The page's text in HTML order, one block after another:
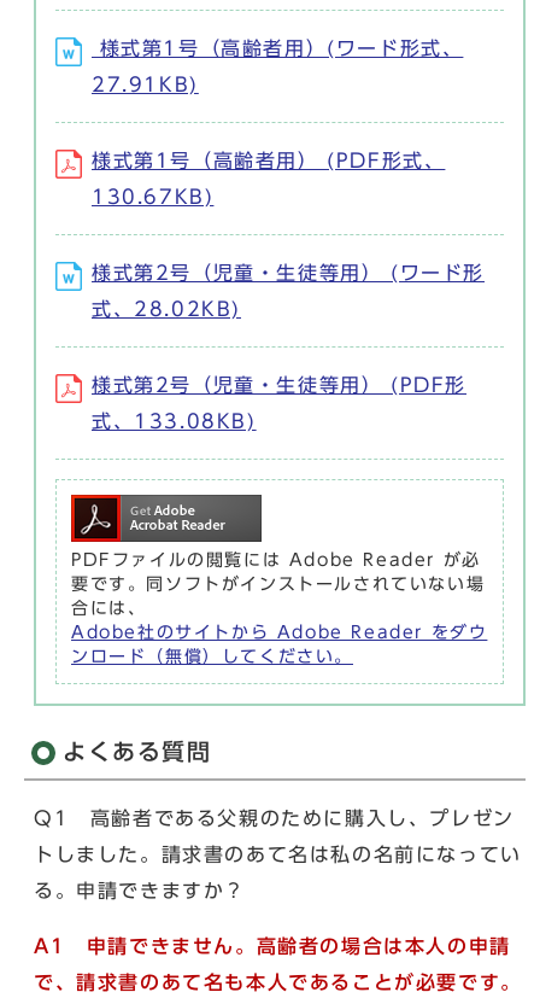
様式第1号（高齢者用）(ワード形式、
27.91KB)
様式第1号（高齢者用） (PDF形式、
130.67KB)
様式第2号（児童・生徒等用） (ワード形
式、28.02KB)
様式第2号（児童・生徒等用） (PDF形
式、133.08KB)
PDFファイルの閲覧には Adobe Reader が必
要です。同ソフトがインストールされていない場
合には、
Adobe社のサイトから Adobe Reader をダウ
ンロード（無償）してください。
よくある質問
Q1 高齢者である父親のために購入し、プレゼン
トしました。請求書のあて名は私の名前になってい
る。申請できますか？
A1 申請できません。高齢者の場合は本人の申請
で、請求書のあて名も本人であることが必要です。